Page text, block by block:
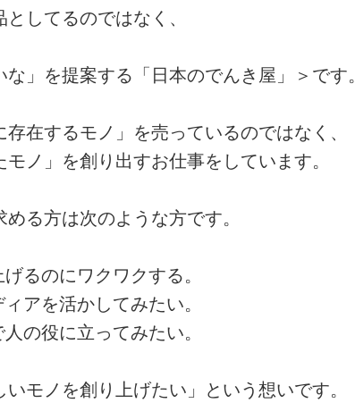
してるのではなく、
な」を提案する「日本のでんき屋」＞です。
在するモノ」を売っているのではなく、
モノ」を創り出すお仕事をしています。
る方は次のような方です。
るのにワクワクする。
アを活かしてみたい。
の役に立ってみたい。
モノを創り上げたい」という想いです。